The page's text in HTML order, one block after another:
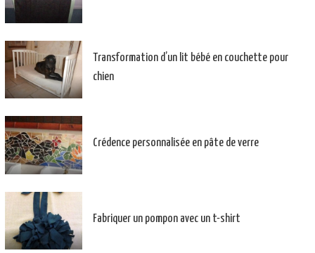
Transformation d’un lit bébé en couchette pour
chien
Crédence personnalisée en pâte de verre
Fabriquer un pompon avec un t-shirt